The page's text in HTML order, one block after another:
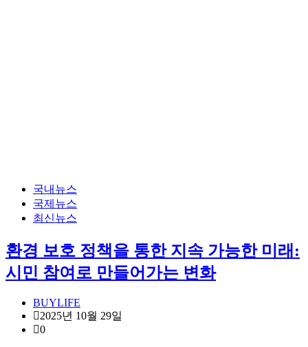
국내뉴스
국제뉴스
최신뉴스
환경 보호 정책을 통한 지속 가능한 미래:
시민 참여로 만들어가는 변화
BUYLIFE
2025년 10월 29일
0